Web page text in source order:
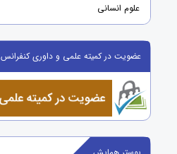
علوم انسانی
عضویت در کمیته علمی و داوری کنفرانس